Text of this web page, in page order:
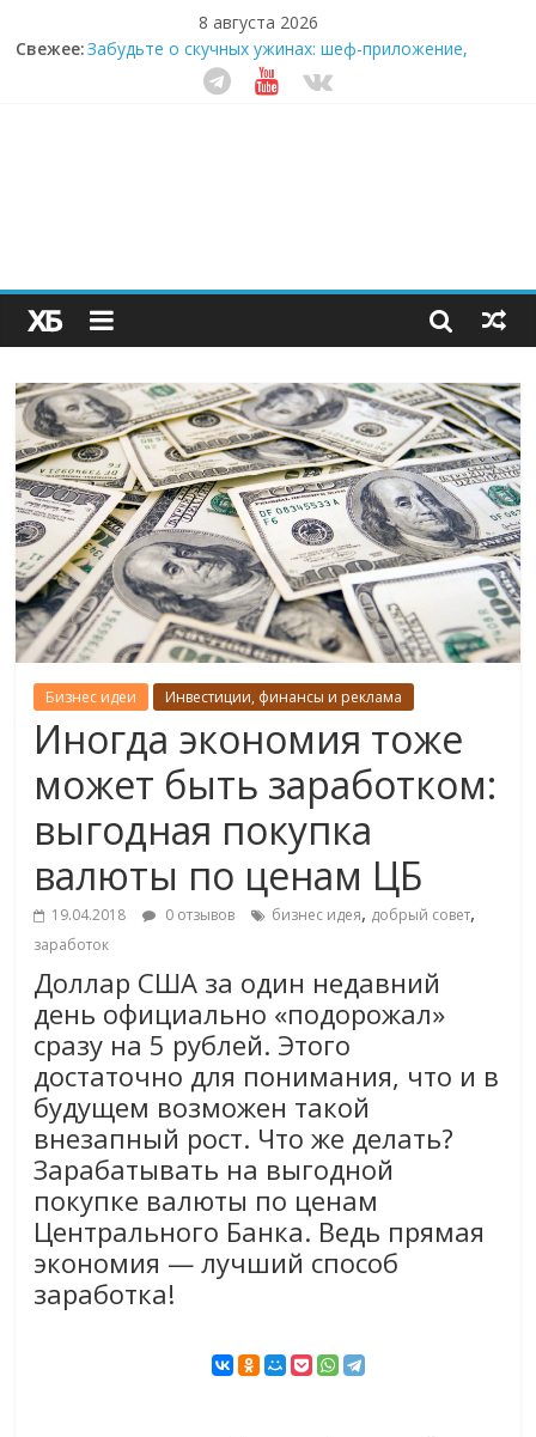
8 августа 2026
Свежее:Забудьте о скучных ужинах: шеф-приложение,
которое видит вашу еду насквозь
Небо зовёт: как бизнес на полётах дронов и
Секрет супергидратации: почему кокосовая вода с
пребиотиками становится главным трендом
здорового питания
Бизнес идеи Инвестиции, финансы и реклама
Иногда экономия тоже
может быть заработком:
выгодная покупка
валюты по ценам ЦБ
19.04.2018 0 отзывов бизнес идея, добрый совет,
заработок
Доллар США за один недавний
день официально «подорожал»
сразу на 5 рублей. Этого
достаточно для понимания, что и в
будущем возможен такой
внезапный рост. Что же делать?
Зарабатывать на выгодной
покупке валюты по ценам
Центрального Банка. Ведь прямая
экономия — лучший способ
заработка!